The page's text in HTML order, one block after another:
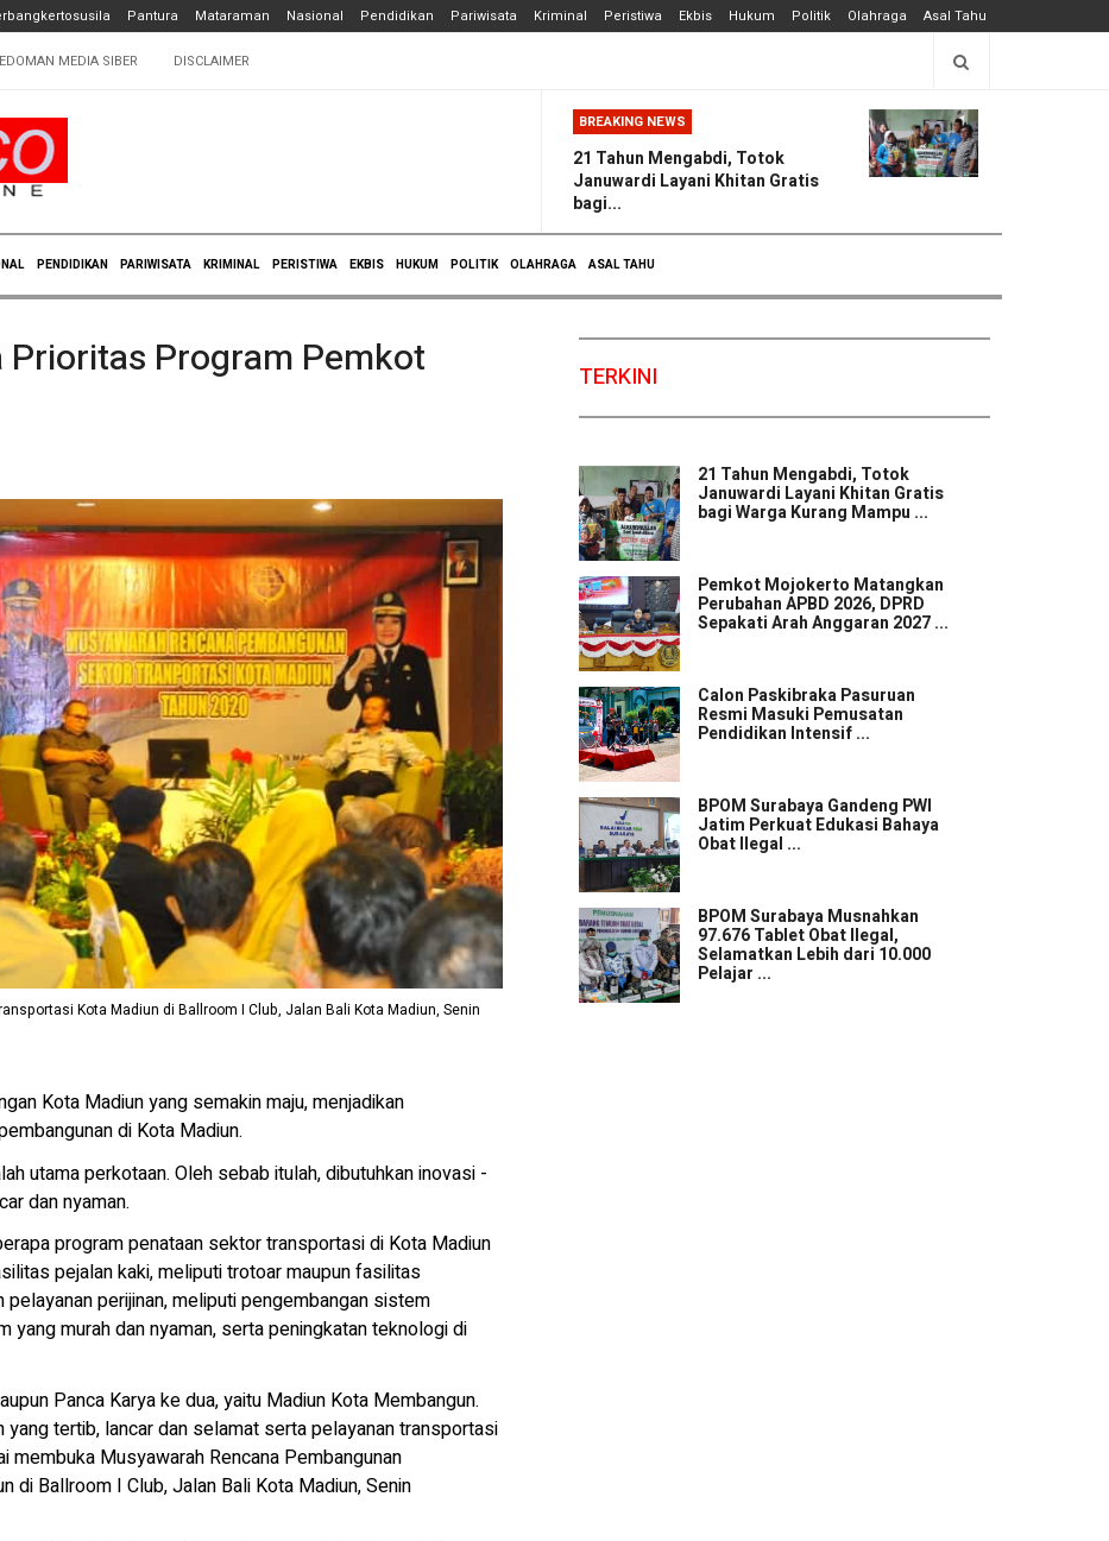
Pantura Mataraman Nasional Pendidikan Pariwisata Kriminal Peristiwa Ekbis Hukum Politik Olahraga Asal Tahu
MEDIA SIBER DISCLAIMER
BREAKING NEWS
21 Tahun Mengabdi, Totok
Januwardi Layani Khitan Gratis
bagi...
PENDIDIKAN PARIWISATA KRIMINAL PERISTIWA EKBIS HUKUM POLITIK OLAHRAGA ASAL TAHU
Program Pemkot
Kota Madiun di Ballroom I Club, Jalan Bali Kota Madiun, Senin
Kota Madiun yang semakin maju, menjadikan
di Kota Madiun.
utama perkotaan. Oleh sebab itulah, dibutuhkan inovasi -
dan nyaman.
program penataan sektor transportasi di Kota Madiun
pejalan kaki, meliputi trotoar maupun fasilitas
perijinan, meliputi pengembangan sistem
yang murah dan nyaman, serta peningkatan teknologi di
Panca Karya ke dua, yaitu Madiun Kota Membangun.
tertib, lancar dan selamat serta pelayanan transportasi
Musyawarah Rencana Pembangunan
Ballroom I Club, Jalan Bali Kota Madiun, Senin
TERKINI
21 Tahun Mengabdi, Totok
Januwardi Layani Khitan Gratis
bagi Warga Kurang Mampu ...
Pemkot Mojokerto Matangkan
Perubahan APBD 2026, DPRD
Sepakati Arah Anggaran 2027 ...
Calon Paskibraka Pasuruan
Resmi Masuki Pemusatan
Pendidikan Intensif ...
BPOM Surabaya Gandeng PWI
Jatim Perkuat Edukasi Bahaya
Obat Ilegal ...
BPOM Surabaya Musnahkan
97.676 Tablet Obat Ilegal,
Selamatkan Lebih dari 10.000
Pelajar ...